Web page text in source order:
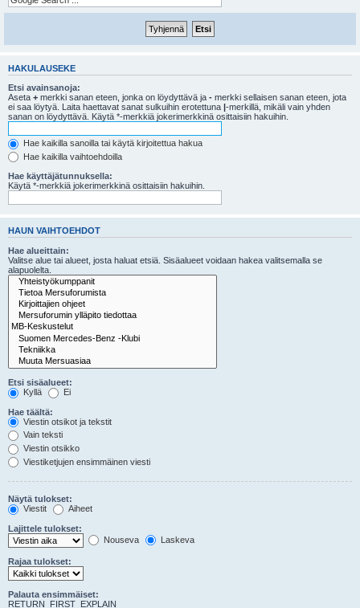
HAKULAUSEKE
Etsi avainsanoja:
Aseta + merkki sanan eteen, jonka on löydyttävä ja - merkki sellaisen sanan eteen, jota
ei saa löytyä. Laita haettavat sanat sulkuihin erotettuna |-merkillä, mikäli vain yhden
sanan on löydyttävä. Käytä *-merkkiä jokerimerkkinä osittaisiin hakuihin.
Hae kaikilla sanoilla tai käytä kirjoitettua hakua
Hae kaikilla vaihtoehdoilla
Hae käyttäjätunnuksella:
Käytä *-merkkiä jokerimerkkinä osittaisiin hakuihin.
HAUN VAIHTOEHDOT
Hae alueittain:
Valitse alue tai alueet, josta haluat etsiä. Sisäalueet voidaan hakea valitsemalla se
alapuolelta.
Etsi sisäalueet:
Kyllä
Ei
Hae täältä:
Viestin otsikot ja tekstit
Vain teksti
Viestin otsikko
Viestiketjujen ensimmäinen viesti
Näytä tulokset:
Viestit
Aiheet
Lajittele tulokset:
Nouseva
Laskeva
Rajaa tulokset:
Palauta ensimmäiset:
RETURN_FIRST_EXPLAIN